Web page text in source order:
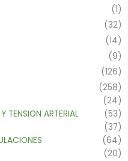
(1)
(32)
(14)
(9)
(126)
(258)
(24)
TENSION ARTERIAL
(53)
(37)
(64)
(20)